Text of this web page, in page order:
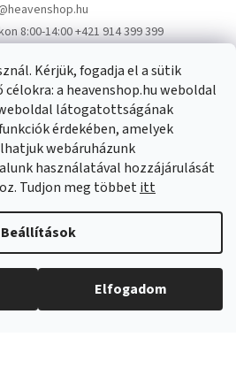
Kérjük, fogadja el a sütik
a heavenshop.hu weboldal
látogatottságának
érdekében, amelyek
webáruházunk
használatával hozzájárulását
Tudjon meg többetitt
Beállítások
Elfogadom
8:00-14:00 +421 914 399 399